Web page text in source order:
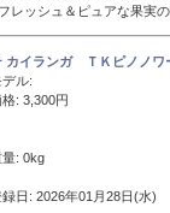
レッシュ＆ピュアな果実
カイランガ ＴＫピノノ
デル:
格: 3,300円
量: 0kg
録日: 2026年01月28日(水)